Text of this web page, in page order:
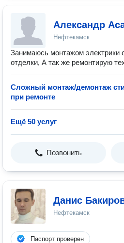
Александр
Нефтекамск
Занимаюсь монтажом электрики
отделки, А так же ремонтирую
Сложный монтаж/демонтаж
при ремонте
Ещё 50 услуг
Позвонить
Данис
Нефтекамск
Паспорт проверен